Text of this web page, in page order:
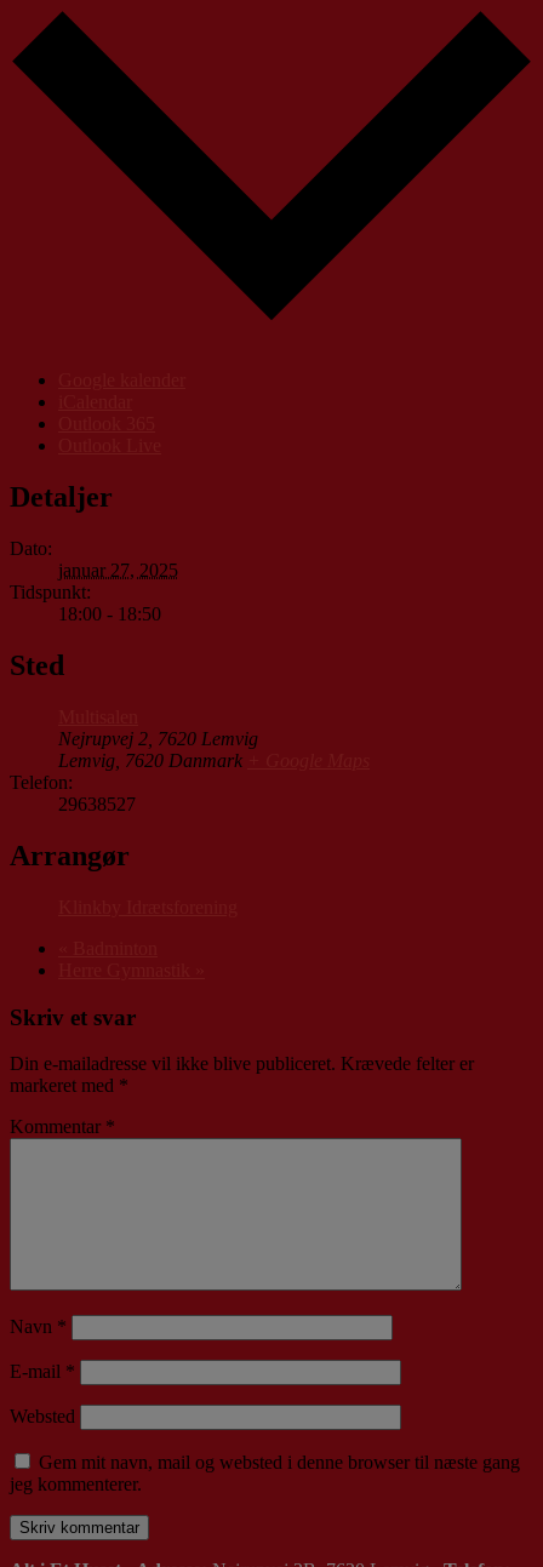
Detaljer
Dato:
januar 27, 2025
Tidspunkt:
18:00 - 18:50
Sted
Nejrupvej 2, 7620 Lemvig
Lemvig 7620 Danmark
Telefon:
29638527
Arrangør
Skriv et svar
Din e-mailadresse vil ikke blive publiceret. Krævede felter er
markeret med *
Kommentar *
Navn *
E-mail *
Websted
Gem mit navn, mail og websted i denne browser til næste gang
jeg kommenterer.